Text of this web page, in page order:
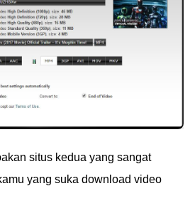
situs kedua yang sangat
yang suka download video